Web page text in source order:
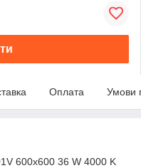
Оплата Умови
600х600 36 W 4000 K